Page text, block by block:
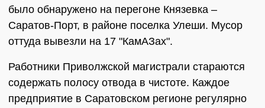
было обнаружено на перегоне Князевка –
Саратов-Порт, в районе поселка Улеши. Мусор
оттуда вывезли на 17 "КамАЗах".
Работники Приволжской магистрали стараются
содержать полосу отвода в чистоте. Каждое
предприятие в Саратовском регионе регулярно